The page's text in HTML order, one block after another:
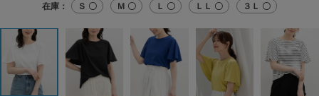
在庫： Ｓ 〇 Ｍ 〇 Ｌ 〇 ＬＬ 〇 ３Ｌ 〇